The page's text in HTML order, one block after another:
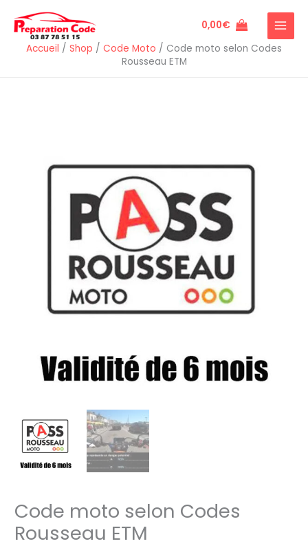
contenu
0,00€
Accueil / Shop / Code Moto / Code moto selon Codes
Rousseau ETM
Code moto selon Codes
Rousseau ETM